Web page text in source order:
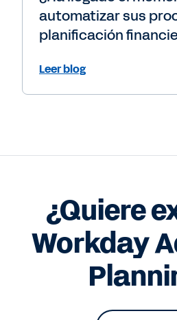
automatizar sus
planificación
Leer blog
¿Quiere
Workday